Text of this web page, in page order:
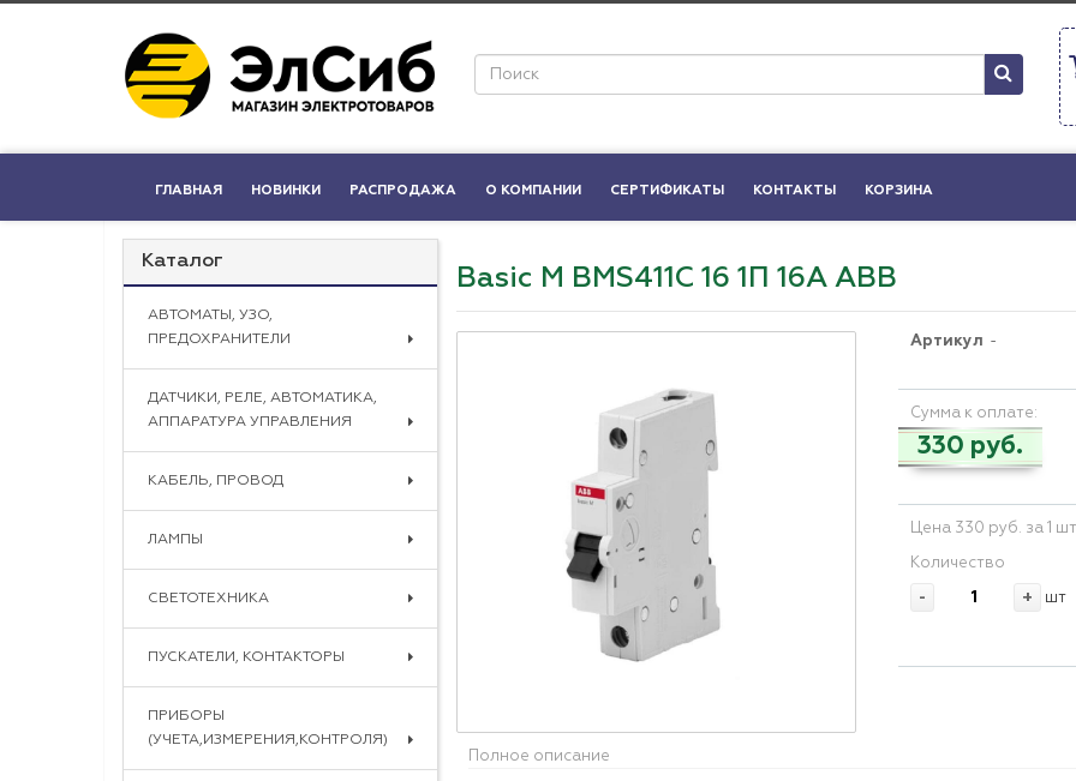
ГЛАВНАЯ НОВИНКИ РАСПРОДАЖА О КОМПАНИИ СЕРТИФИКАТЫ КОНТАКТЫ КОРЗИНА
Каталог
АВТОМАТЫ, УЗО,
ПРЕДОХРАНИТЕЛИ
ДАТЧИКИ, РЕЛЕ, АВТОМАТИКА,
АППАРАТУРА УПРАВЛЕНИЯ
КАБЕЛЬ, ПРОВОД
ЛАМПЫ
СВЕТОТЕХНИКА
ПУСКАТЕЛИ, КОНТАКТОРЫ
ПРИБОРЫ
(УЧЕТА,ИЗМЕРЕНИЯ,КОНТРОЛЯ)
Basic M BMS411C 16 1П 16А ABB
Артикул -
Сумма к оплате:
330 руб.
Цена 330 руб. за 1 шт
Количество
- + шт
Полное описание